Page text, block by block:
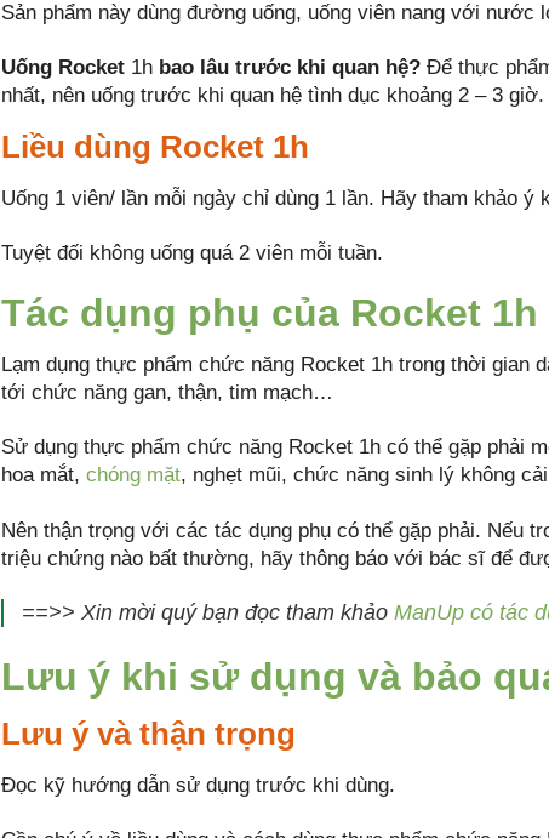
Sản phẩm này dùng đường uống, uống viên nang với nước
Uống Rocket 1h bao lâu trước khi quan hệ? Để thực
nhất, nên uống trước khi quan hệ tình dục khoảng 2 – 3 giờ.
Liều dùng Rocket 1h
Uống 1 viên/ lần mỗi ngày chỉ dùng 1 lần. Hãy tham khảo
Tuyệt đối không uống quá 2 viên mỗi tuần.
Tác dụng phụ của Rocket 1h
Lạm dụng thực phẩm chức năng Rocket 1h trong thời gian
tới chức năng gan, thận, tim mạch…
Sử dụng thực phẩm chức năng Rocket 1h có thể gặp phải
hoa mắt, chóng mặt, nghẹt mũi, chức năng sinh lý không
Nên thận trọng với các tác dụng phụ có thể gặp phải. Nếu
triệu chứng nào bất thường, hãy thông báo với bác sĩ để
==>> Xin mời quý bạn đọc tham khảo ManUp có tác
Lưu ý khi sử dụng và bảo
Lưu ý và thận trọng
Đọc kỹ hướng dẫn sử dụng trước khi dùng.